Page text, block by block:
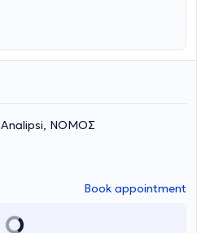
Thessaloniki area, investing in
a relaxing and
patient. His practice performs the
digital scans with an
whitening, aesthetic dentistry,
endodontics and fillings, as
Analipsi, ΝΟΜΟΣ
Book appointment